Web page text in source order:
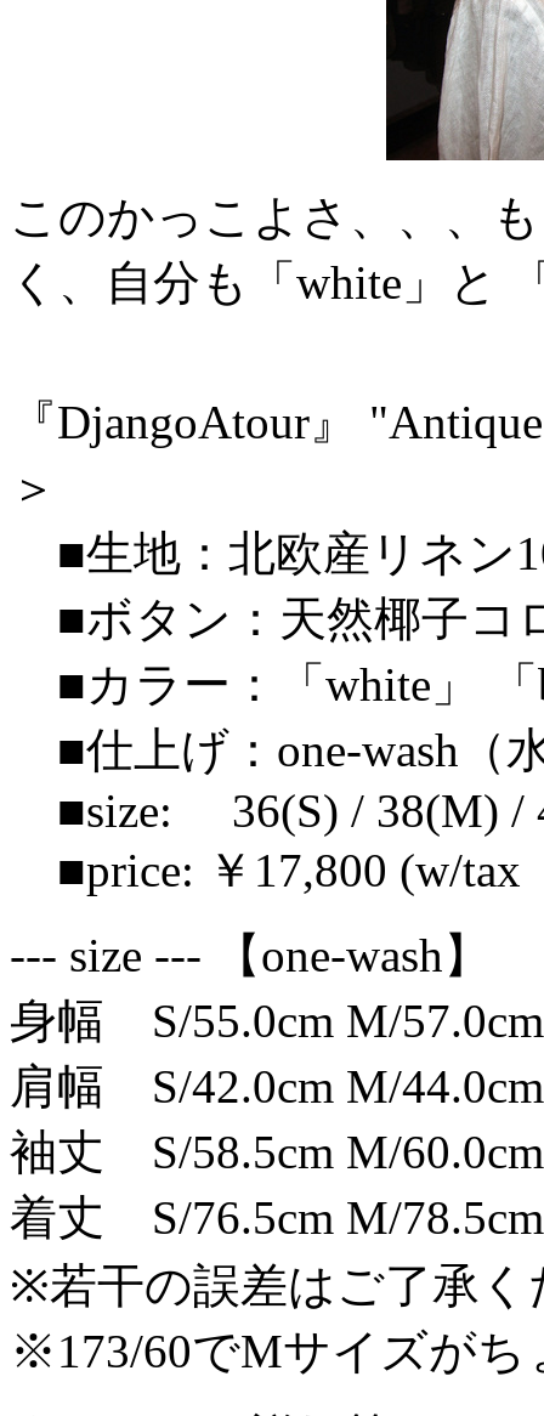
このかっこよさ、、、
く、自分も「white」と
『DjangoAtour』
＞
■生地：北欧産リネン
■ボタン：天然椰子コ
■カラー：「white」 「
■仕上げ：one-wash（
■size: 36(S) / 38(M) /
■price: ￥17,800 (w/tax
--- size --- 【one-wash】
身幅 S/55.0cm M/
肩幅 S/42.0cm M/
袖丈 S/58.5cm M/
着丈 S/76.5cm M/
※若干の誤差はご了承く
※173/60でMサイズがち